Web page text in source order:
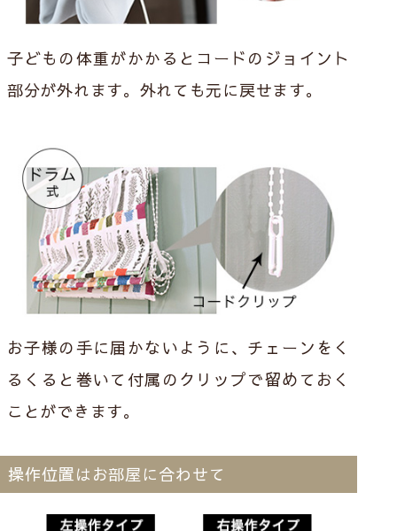
子どもの体重がかかるとコードのジョイント
部分が外れます。外れても元に戻せます。
お子様の手に届かないように、チェーンをく
るくると巻いて付属のクリップで留めておく
ことができます。
操作位置はお部屋に合わせて